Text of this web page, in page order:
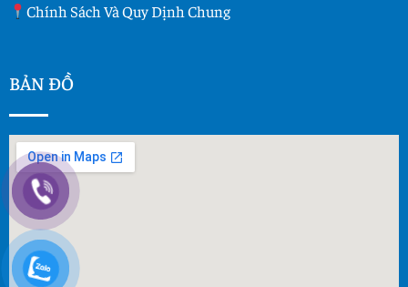
Chính Sách Và Quy Dịnh Chung
BẢN ĐỒ